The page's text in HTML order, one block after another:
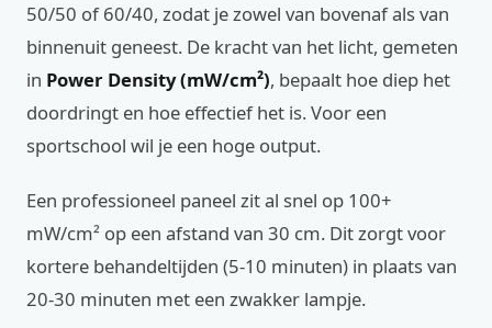
50/50 of 60/40, zodat je zowel van bovenaf als van
binnenuit geneest. De kracht van het licht, gemeten
in Power Density (mW/cm²), bepaalt hoe diep het
doordringt en hoe effectief het is. Voor een
sportschool wil je een hoge output.
Een professioneel paneel zit al snel op 100+
mW/cm² op een afstand van 30 cm. Dit zorgt voor
kortere behandeltijden (5-10 minuten) in plaats van
20-30 minuten met een zwakker lampje.